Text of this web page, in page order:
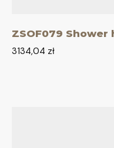
ZSOF079 Shower
3134,04 zł